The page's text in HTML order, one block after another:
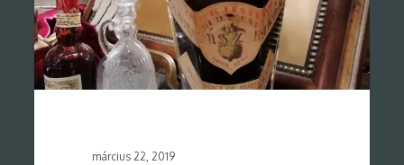
március 22, 2019